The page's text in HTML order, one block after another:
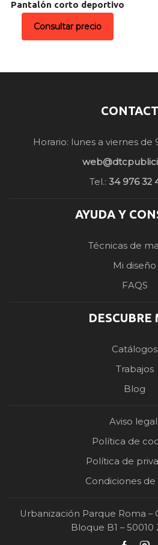
Pantalón corto deportivo
Consultar precio
Horario: lunes a viernes de
Tel.: 34 976 32
AYUDA Y
Técnicas de
Mi diseño
FAQS
DESCUBRE
Catálogos
Trabajos
Blog
Aviso legal
Política de
Política de
Condiciones de
Urbanización Parque Roma –
Bloque B1 – 50010